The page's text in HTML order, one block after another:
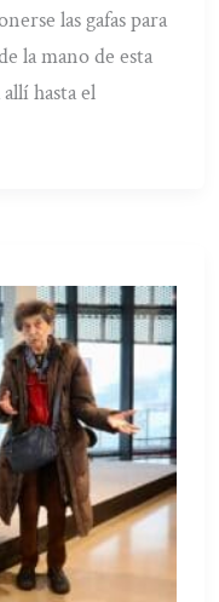
las gafas para
la mano de esta
hasta el